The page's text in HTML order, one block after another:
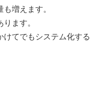
増えます。
ます。
けてでもシステム化する